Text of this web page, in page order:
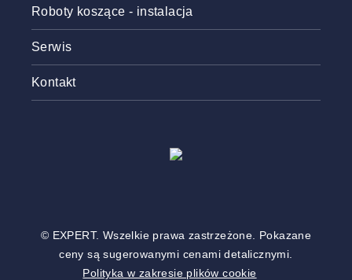
Roboty koszące - instalacja
Serwis
Kontakt
© EXPERT. Wszelkie prawa zastrzeżone. Pokazane
ceny są sugerowanymi cenami detalicznymi.
Polityka w zakresie plików cookie